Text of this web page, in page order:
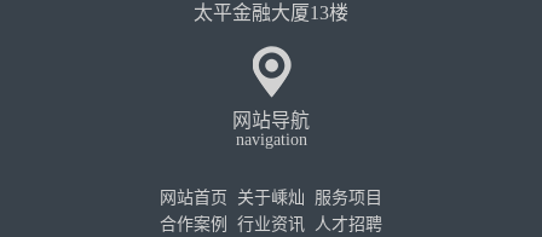
太平金融大厦13楼
网站导航
navigation
网站首页 关于嵊灿
服务项目
合作案例
行业资讯
人才招聘